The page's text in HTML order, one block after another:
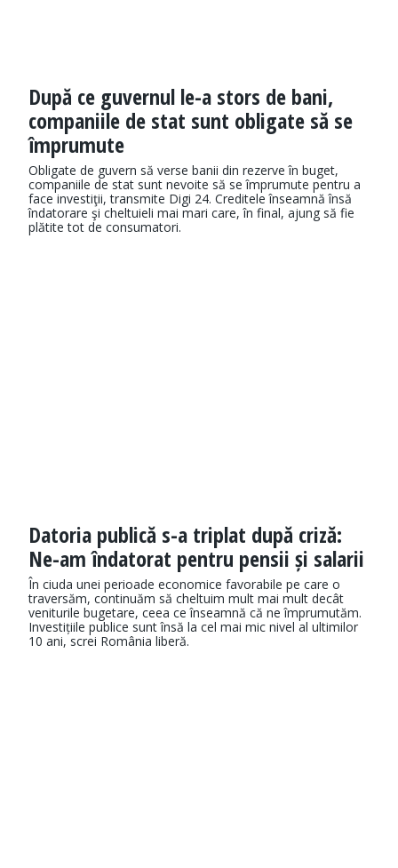
După ce guvernul le-a stors de bani,
companiile de stat sunt obligate să se
împrumute
Obligate de guvern să verse banii din rezerve în buget,
companiile de stat sunt nevoite să se împrumute pentru a
face investiţii, transmite Digi 24. Creditele înseamnă însă
îndatorare şi cheltuieli mai mari care, în final, ajung să fie
plătite tot de consumatori.
Datoria publică s-a triplat după criză:
Ne-am îndatorat pentru pensii și salarii
În ciuda unei perioade economice favorabile pe care o
traversăm, continuăm să cheltuim mult mai mult decât
veniturile bugetare, ceea ce înseamnă că ne împrumutăm.
Investițiile publice sunt însă la cel mai mic nivel al ultimilor
10 ani, screi România liberă.